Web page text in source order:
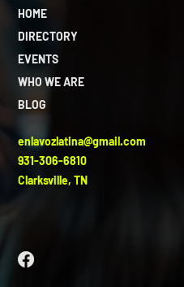
HOME
DIRECTORY
EVENTS
WHO WE ARE
BLOG
enlavozlatina@gmail.com
931-306-6810
Clarksville, TN